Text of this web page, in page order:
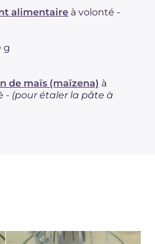
alimentaire à volonté -
g
de maïs (maïzena) à
- (pour étaler la pâte à